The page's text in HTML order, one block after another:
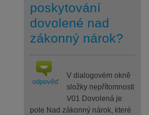
poskytování
dovolené nad
zákonný nárok?
odpověď
V dialogovém okně
složky nepřítomnosti
V01 Dovolená je
pole Nad zákonný nárok, které